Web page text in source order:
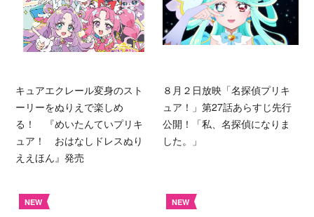
キュアエクレール変身のスト
ーリーをぬりえで楽しめ
る！ 『めいたんていプリキ
ュア！ おはなしドレスぬり
ええほん』発売
８月２日放映「名探偵プリキ
ュア！」第27話あらすじ先行
公開！「私、名探偵になりま
した。」
NEW NEW